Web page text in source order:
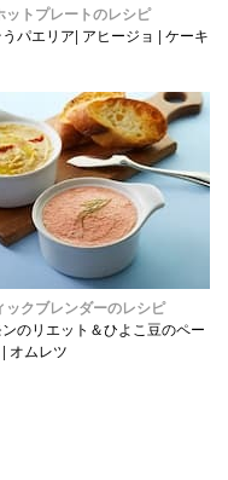
ットプレートのレシピ
パエリア| アヒージョ | ケーキ
ックブレンダーのレシピ
のリエット＆ひよこ豆のペー
| オムレツ